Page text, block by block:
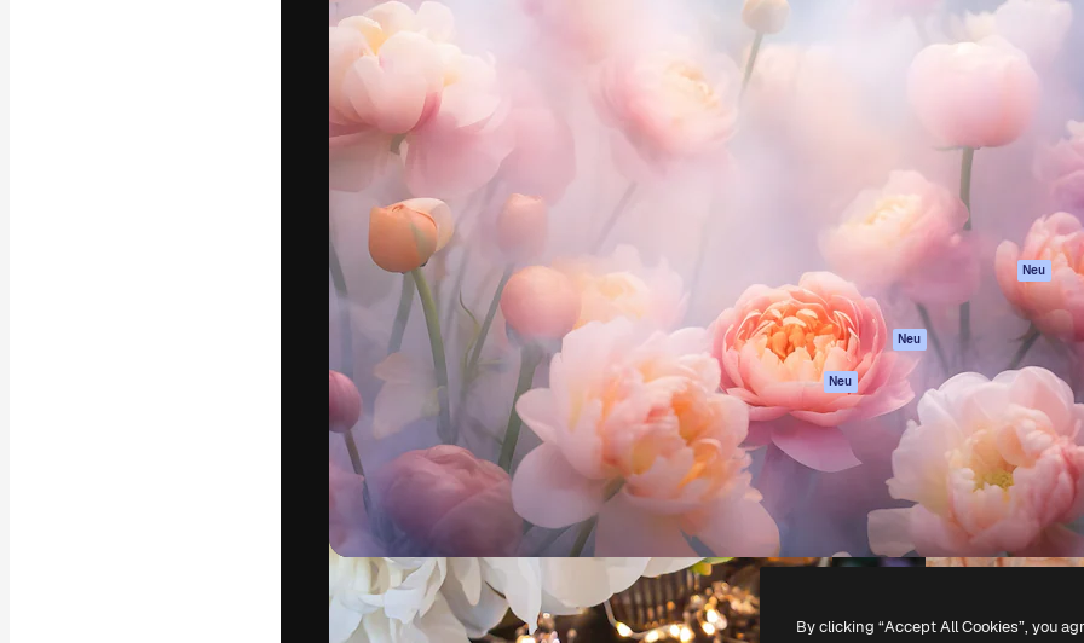
Motion Graphics
Videovorlagen
Icons
3D-Modelle
Schriftarten
Die kreative Plattform, um deine beste
Arbeit zu verwirklichen. Mehr als 1 Million
Abonnenten unter Kreativen, Unternehmen,
Agenturen und Studios.
KI-Videogenerator
Stimmengenerator
Stock-Inhalte
MCP für
Claude/ChatGPT
Neu
Agenten Neu
API
Mobile App
Alle Magnific-Tools
Academy
Dokumentation
AGB
Originale Neu
Cookie-Richtlinie
Unternehmen
2026 Freepik Company S.L.U. Alle Rechte vorbehalten
By clicking “Accept All Cookies”, you